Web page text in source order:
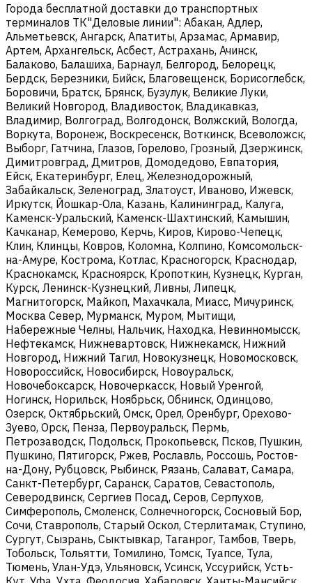
Города бесплатной доставки до транспортных
терминалов ТК"Деловые линии": Абакан, Адлер,
Альметьевск, Ангарск, Апатиты, Арзамас, Армавир,
Артем, Архангельск, Асбест, Астрахань, Ачинск,
Балаково, Балашиха, Барнаул, Белгород, Белорецк,
Бердск, Березники, Бийск, Благовещенск, Борисоглебск,
Боровичи, Братск, Брянск, Бузулук, Великие Луки,
Великий Новгород, Владивосток, Владикавказ,
Владимир, Волгоград, Волгодонск, Волжский, Вологда,
Воркута, Воронеж, Воскресенск, Воткинск, Всеволожск,
Выборг, Гатчина, Глазов, Горелово, Грозный, Дзержинск,
Димитровград, Дмитров, Домодедово, Евпатория,
Ейск, Екатеринбург, Елец, Железнодорожный,
Забайкальск, Зеленоград, Златоуст, Иваново, Ижевск,
Иркутск, Йошкар-Ола, Казань, Калининград, Калуга,
Каменск-Уральский, Каменск-Шахтинский, Камышин,
Качканар, Кемерово, Керчь, Киров, Кирово-Чепецк,
Клин, Клинцы, Ковров, Коломна, Колпино, Комсомольск-
на-Амуре, Кострома, Котлас, Красногорск, Краснодар,
Краснокамск, Красноярск, Кропоткин, Кузнецк, Курган,
Курск, Ленинск-Кузнецкий, Ливны, Липецк,
Магнитогорск, Майкоп, Махачкала, Миасс, Мичуринск,
Москва Север, Мурманск, Муром, Мытищи,
Набережные Челны, Нальчик, Находка, Невинномысск,
Нефтекамск, Нижневартовск, Нижнекамск, Нижний
Новгород, Нижний Тагил, Новокузнецк, Новомосковск,
Новороссийск, Новосибирск, Новоуральск,
Новочебоксарск, Новочеркасск, Новый Уренгой,
Ногинск, Норильск, Ноябрьск, Обнинск, Одинцово,
Озерск, Октябрьский, Омск, Орел, Оренбург, Орехово-
Зуево, Орск, Пенза, Первоуральск, Пермь,
Петрозаводск, Подольск, Прокопьевск, Псков, Пушкин,
Пушкино, Пятигорск, Ржев, Рославль, Россошь, Ростов-
на-Дону, Рубцовск, Рыбинск, Рязань, Салават, Самара,
Санкт-Петербург, Саранск, Саратов, Севастополь,
Северодвинск, Сергиев Посад, Серов, Серпухов,
Симферополь, Смоленск, Солнечногорск, Сосновый Бор,
Сочи, Ставрополь, Старый Оскол, Стерлитамак, Ступино,
Сургут, Сызрань, Сыктывкар, Таганрог, Тамбов, Тверь,
Тобольск, Тольятти, Томилино, Томск, Туапсе, Тула,
Тюмень, Улан-Удэ, Ульяновск, Усинск, Уссурийск, Усть-